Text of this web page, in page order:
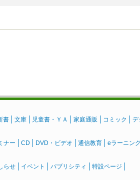
書 文庫 児童書・ＹＡ 家庭通販 コミック デ
ナー CD DVD・ビデオ 通信教育 eラーニン
らせ イベント パブリシティ 特設ページ